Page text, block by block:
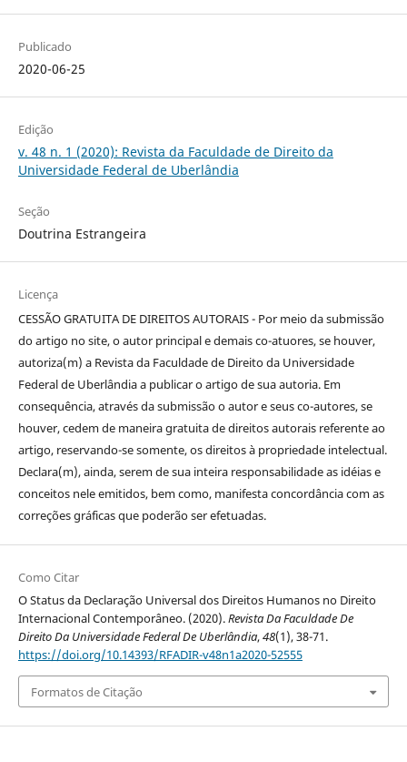
Publicado
2020-06-25
Edição
v. 48 n. 1 (2020): Revista da Faculdade de Direito da
Universidade Federal de Uberlândia
Seção
Doutrina Estrangeira
Licença
CESSÃO GRATUITA DE DIREITOS AUTORAIS - Por meio da submissão
do artigo no site, o autor principal e demais co-atuores, se houver,
autoriza(m) a Revista da Faculdade de Direito da Universidade
Federal de Uberlândia a publicar o artigo de sua autoria. Em
consequência, através da submissão o autor e seus co-autores, se
houver, cedem de maneira gratuita de direitos autorais referente ao
artigo, reservando-se somente, os direitos à propriedade intelectual.
Declara(m), ainda, serem de sua inteira responsabilidade as idéias e
conceitos nele emitidos, bem como, manifesta concordância com as
correções gráficas que poderão ser efetuadas.
Como Citar
O Status da Declaração Universal dos Direitos Humanos no Direito
Internacional Contemporâneo. (2020).Revista Da Faculdade De
Direito Da Universidade Federal De Uberlândia,48(1), 38-71.
https://doi.org/10.14393/RFADIR-v48n1a2020-52555
Formatos de Citação